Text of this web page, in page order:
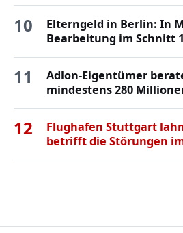
10
Elterngeld in Berlin: In
Bearbeitung im Schnitt
11
Adlon-Eigentümer
mindestens 280
12
Flughafen Stuttgart
betrifft die Störungen